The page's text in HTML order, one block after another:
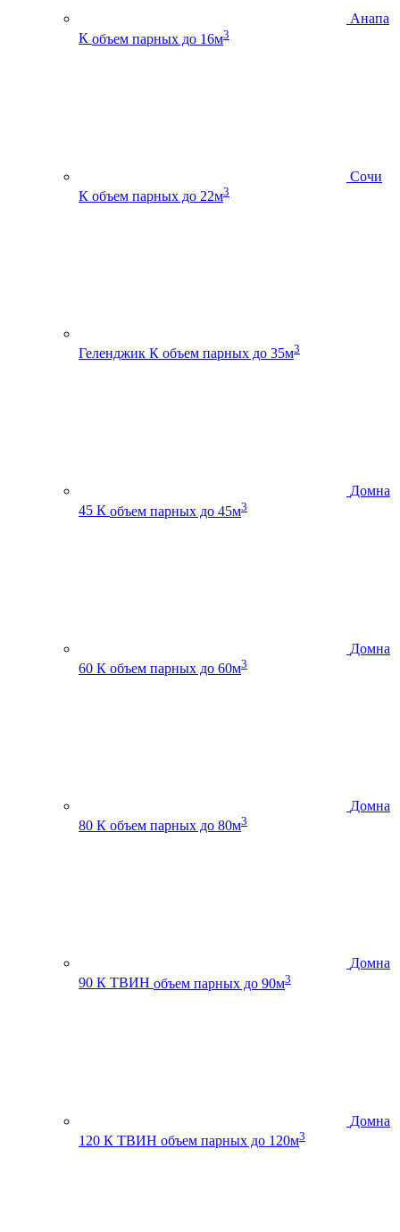
Анапа
К объем парных до 16м3
Сочи
К объем парных до 22м3
Геленджик К объем парных до 35м3
Домна
45 К объем парных до 45м3
Домна
60 К объем парных до 60м3
Домна
80 К объем парных до 80м3
Домна
90 К ТВИН объем парных до 90м3
Домна
120 К ТВИН объем парных до 120м3